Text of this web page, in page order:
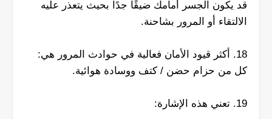
قد يكون الجسر أمامك ضيقًا جدًا بحيث يتعذر عليه
الالتقاء أو المرور بشاحنة.
18. أكثر قيود الأمان فعالية في حوادث المرور هي:
كل من حزام حضن / كتف ووسادة هوائية.
19. تعني هذه الإشارة: